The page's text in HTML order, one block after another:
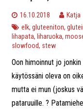
16.10.2018 Katja
elk, gluteeniton,
lihapata, liharuoka,
slowfood, stew
Oon himoinnut jo
käytössäni oleva on
mutta ei mun (joskus
pataruuille. ?